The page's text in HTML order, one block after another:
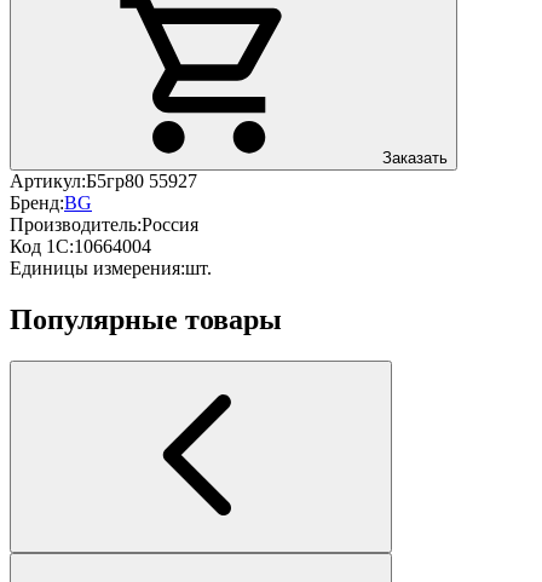
Заказать
Артикул:Б5гр80 55927
Бренд:BG
Производитель:Россия
Код 1С:10664004
Единицы измерения:шт.
Популярные товары